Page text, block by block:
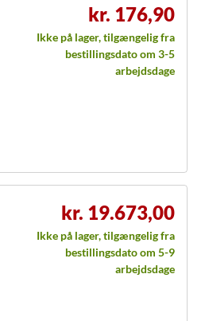
kr. 176,90
Ikke på lager, tilgængelig fra
bestillingsdato om 3-5
arbejdsdage
kr. 19.673,00
Ikke på lager, tilgængelig fra
bestillingsdato om 5-9
arbejdsdage